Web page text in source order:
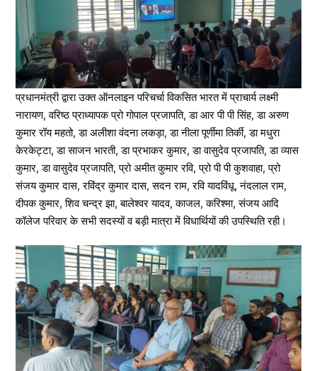
प्रधानमंत्री द्वारा उक्त ऑनलाइन परिचर्चा विकसित भारत में प्राचार्य लक्ष्मी
नारायण, वरिष्ठ प्राध्यापक प्रो गोपाल प्रजापति, डा आर पी पी सिंह, डा अरुण
कुमार रॉय महतो, डा अलीशा वंदना लकड़ा, डा नीला पूर्णीमा तिर्की, डा मधुरा
केरकेट्टा, डा साजन भारती, डा प्रभाकर कुमार, डा वासुदेव प्रजापति, डा व्यास
कुमार, डा वासुदेव प्रजापति, प्रो अमीत कुमार रवि, प्रो पी पी कुशवाहा, प्रो
संजय कुमार दास, रविंद्र कुमार दास, सदन राम, रवि यादविंधू, नंदलाल राम,
दीपक कुमार, शिव चन्द्र झा, बालेश्वर यादव, काजल, करिश्मा, संजय आदि
कॉलेज परिवार के सभी सदस्यों व बड़ी मात्रा में विधार्थियों की उपस्थिति रही।